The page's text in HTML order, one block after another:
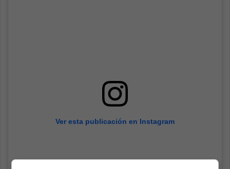
Ver esta publicación en Instagram